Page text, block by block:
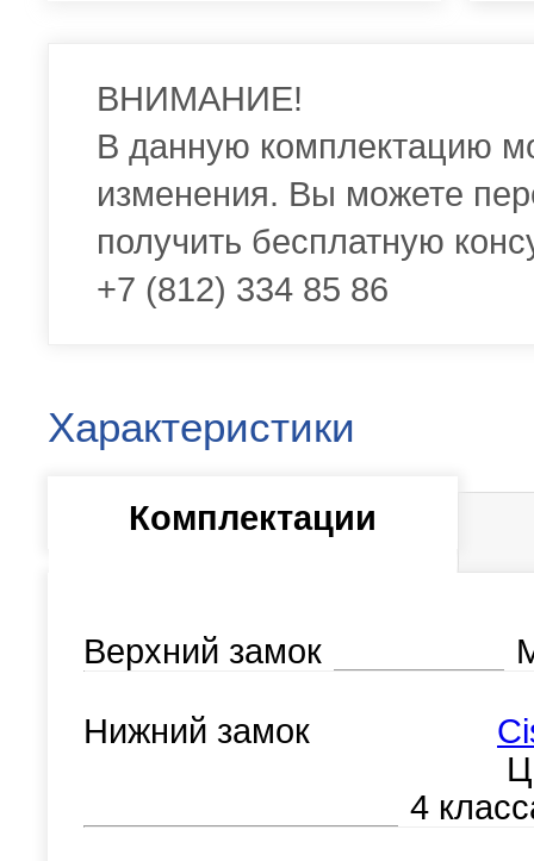
ВНИМАНИЕ!
В данную комплектацию
изменения. Вы можете
получить бесплатную
+7 (812) 334 85 86
Характеристики
Комплектации
Верхний замок
Нижний замок
4